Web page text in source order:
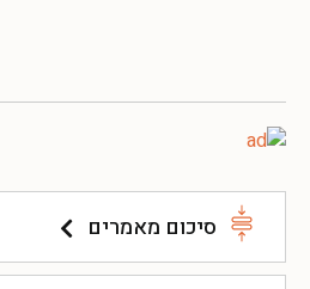
סיכום מאמרים